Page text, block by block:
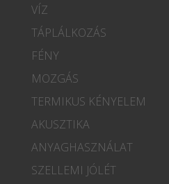
VÍZ
TÁPLÁLKOZÁS
FÉNY
MOZGÁS
TERMIKUS KÉNYELEM
AKUSZTIKA
ANYAGHASZNÁLAT
SZELLEMI JÓLÉT